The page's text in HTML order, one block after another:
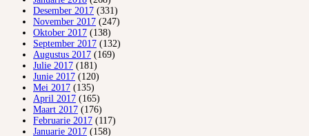
Desember 2017 (331)
November 2017 (247)
Oktober 2017 (138)
September 2017 (132)
Augustus 2017 (169)
Julie 2017 (181)
Junie 2017 (120)
Mei 2017 (135)
April 2017 (165)
Maart 2017 (176)
Februarie 2017 (117)
Januarie 2017 (158)